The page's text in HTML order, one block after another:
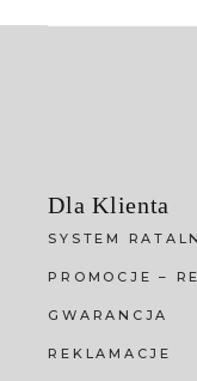
Dla Klienta
SYSTEM
PROMOCJE –
GWARANCJA
REKLAMACJE